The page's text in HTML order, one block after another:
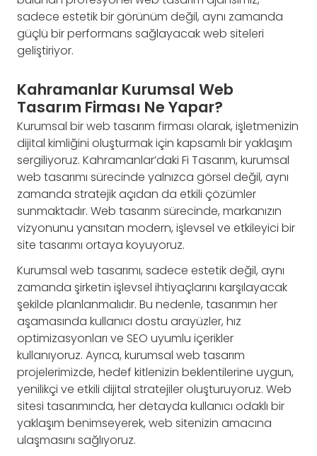
sadece estetik bir görünüm değil, aynı zamanda
güçlü bir performans sağlayacak web siteleri
geliştiriyor.
Kahramanlar Kurumsal Web
Tasarım Firması Ne Yapar?
Kurumsal bir web tasarım firması olarak, işletmenizin
dijital kimliğini oluşturmak için kapsamlı bir yaklaşım
sergiliyoruz. Kahramanlar’daki Fi Tasarım, kurumsal
web tasarımı sürecinde yalnızca görsel değil, aynı
zamanda stratejik açıdan da etkili çözümler
sunmaktadır. Web tasarım sürecinde, markanızın
vizyonunu yansıtan modern, işlevsel ve etkileyici bir
site tasarımı ortaya koyuyoruz.
Kurumsal web tasarımı, sadece estetik değil, aynı
zamanda şirketin işlevsel ihtiyaçlarını karşılayacak
şekilde planlanmalıdır. Bu nedenle, tasarımın her
aşamasında kullanıcı dostu arayüzler, hız
optimizasyonları ve SEO uyumlu içerikler
kullanıyoruz. Ayrıca, kurumsal web tasarım
projelerimizde, hedef kitlenizin beklentilerine uygun,
yenilikçi ve etkili dijital stratejiler oluşturuyoruz. Web
sitesi tasarımında, her detayda kullanıcı odaklı bir
yaklaşım benimseyerek, web sitenizin amacına
ulaşmasını sağlıyoruz.